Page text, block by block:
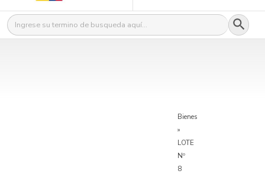
Buscar: Botón
Bienes
»
LOTE
Nº
8